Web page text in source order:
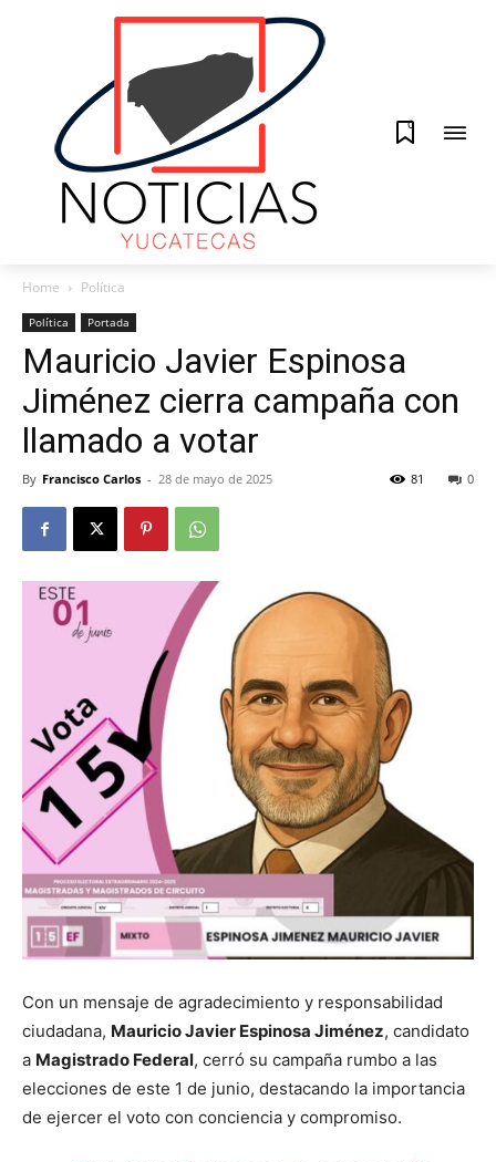
0
Home Política
Política Portada
Mauricio Javier Espinosa
Jiménez cierra campaña con
llamado a votar
By Francisco Carlos - 28 de mayo de 2025 0
81
Con un mensaje de agradecimiento y responsabilidad
ciudadana, Mauricio Javier Espinosa Jiménez, candidato
a Magistrado Federal, cerró su campaña rumbo a las
elecciones de este 1 de junio, destacando la importancia
de ejercer el voto con conciencia y compromiso.